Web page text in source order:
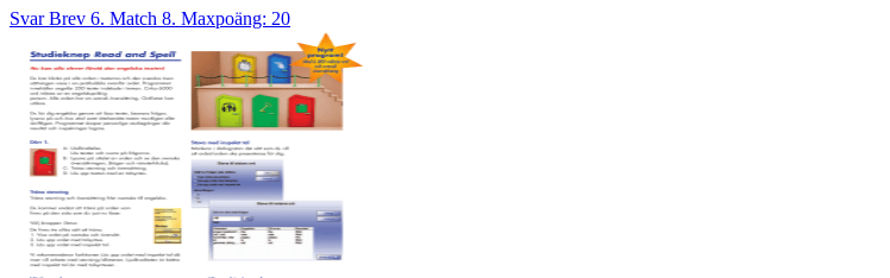
Svar Brev 6. Match 8. Maxpoäng: 20